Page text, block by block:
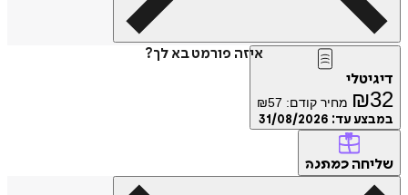
איזה פורמט בא לך?
דיגיטלי
₪32 מחיר קודם: ₪57
במבצע עד: 31/08/2026
שליחה כמתנה